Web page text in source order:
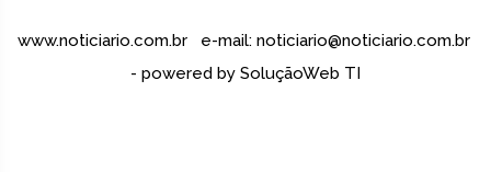
www.noticiario.com.br e-mail: noticiario@noticiario.com.br
- powered by SoluçãoWeb TI